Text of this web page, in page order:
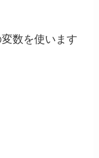
数を使います